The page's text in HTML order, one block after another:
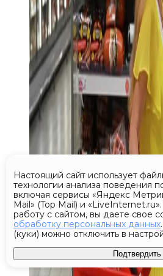
Настоящий сайт использует
технологии анализа поведения
включая сервисы «Яндекс
Mail» (Top Mail) и
работу с сайтом, вы даете свое
обработку персональных данных
(куки) можно отключить в
Подтвердить